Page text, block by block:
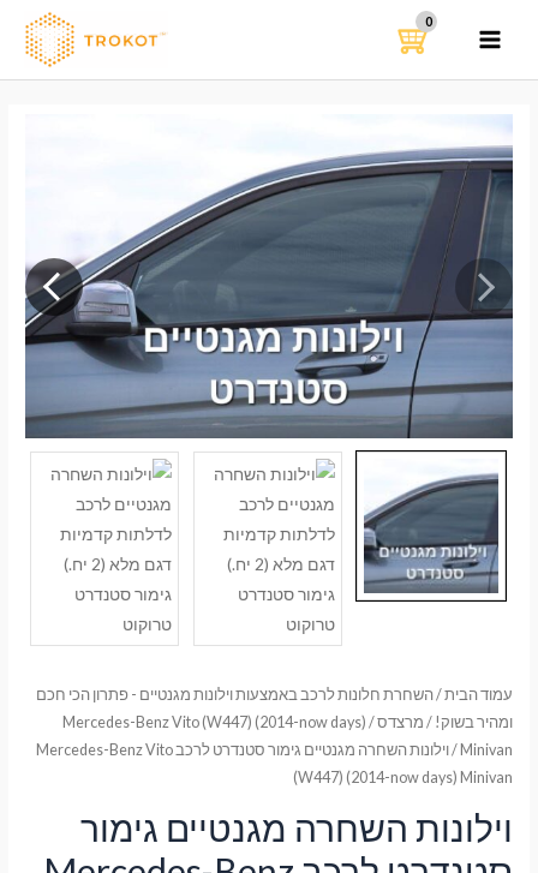
MAIN
עמוד הבית/השחרת חלונות לרכב באמצעות וילונות מגנטיים - פתרון הכי חכם
ומהיר בשוק! / מרצדס/
Mercedes-Benz Vito (W447) (2014-now days)
Minivan
/ וילונות השחרה מגנטיים גימור סטנדרט לרכב Mercedes-Benz Vito
(W447) (2014-now days) Minivan
וילונות השחרה מגנטיים גימור